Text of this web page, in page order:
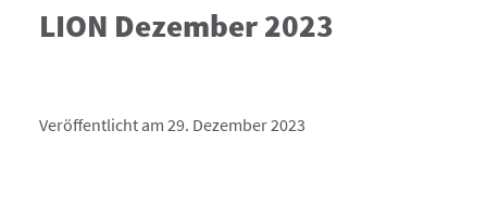
LION Dezember 2023
Veröffentlicht am 29. Dezember 2023